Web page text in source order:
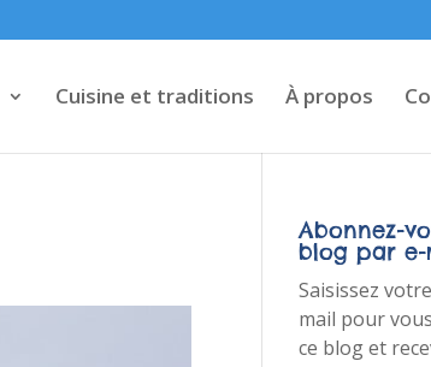
Cuisine et traditions À propos
Abonnez-
blog par e-
Saisissez
mail pour
ce blog et